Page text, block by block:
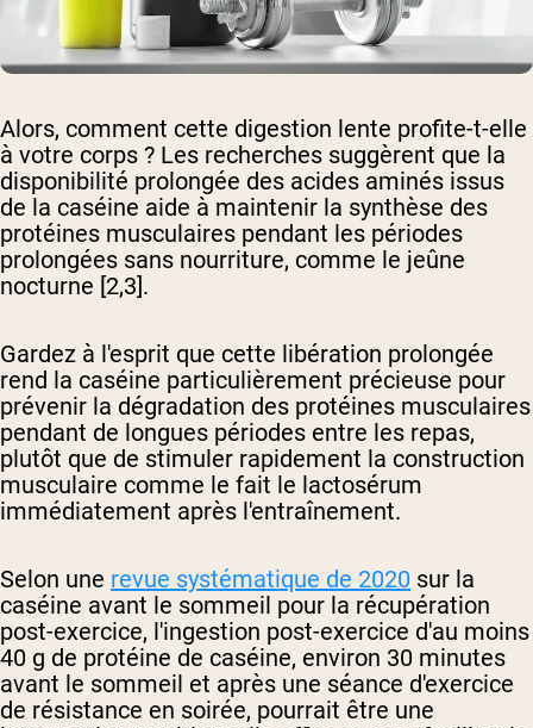
Alors, comment cette digestion lente profite-t-elle
à votre corps ? Les recherches suggèrent que la
disponibilité prolongée des acides aminés issus
de la caséine aide à maintenir la synthèse des
protéines musculaires pendant les périodes
prolongées sans nourriture, comme le jeûne
nocturne [2,3].
Gardez à l'esprit que cette libération prolongée
rend la caséine particulièrement précieuse pour
prévenir la dégradation des protéines musculaires
pendant de longues périodes entre les repas,
plutôt que de stimuler rapidement la construction
musculaire comme le fait le lactosérum
immédiatement après l'entraînement.
Selon une revue systématique de 2020 sur la
caséine avant le sommeil pour la récupération
post-exercice, l'ingestion post-exercice d'au moins
40 g de protéine de caséine, environ 30 minutes
avant le sommeil et après une séance d'exercice
de résistance en soirée, pourrait être une